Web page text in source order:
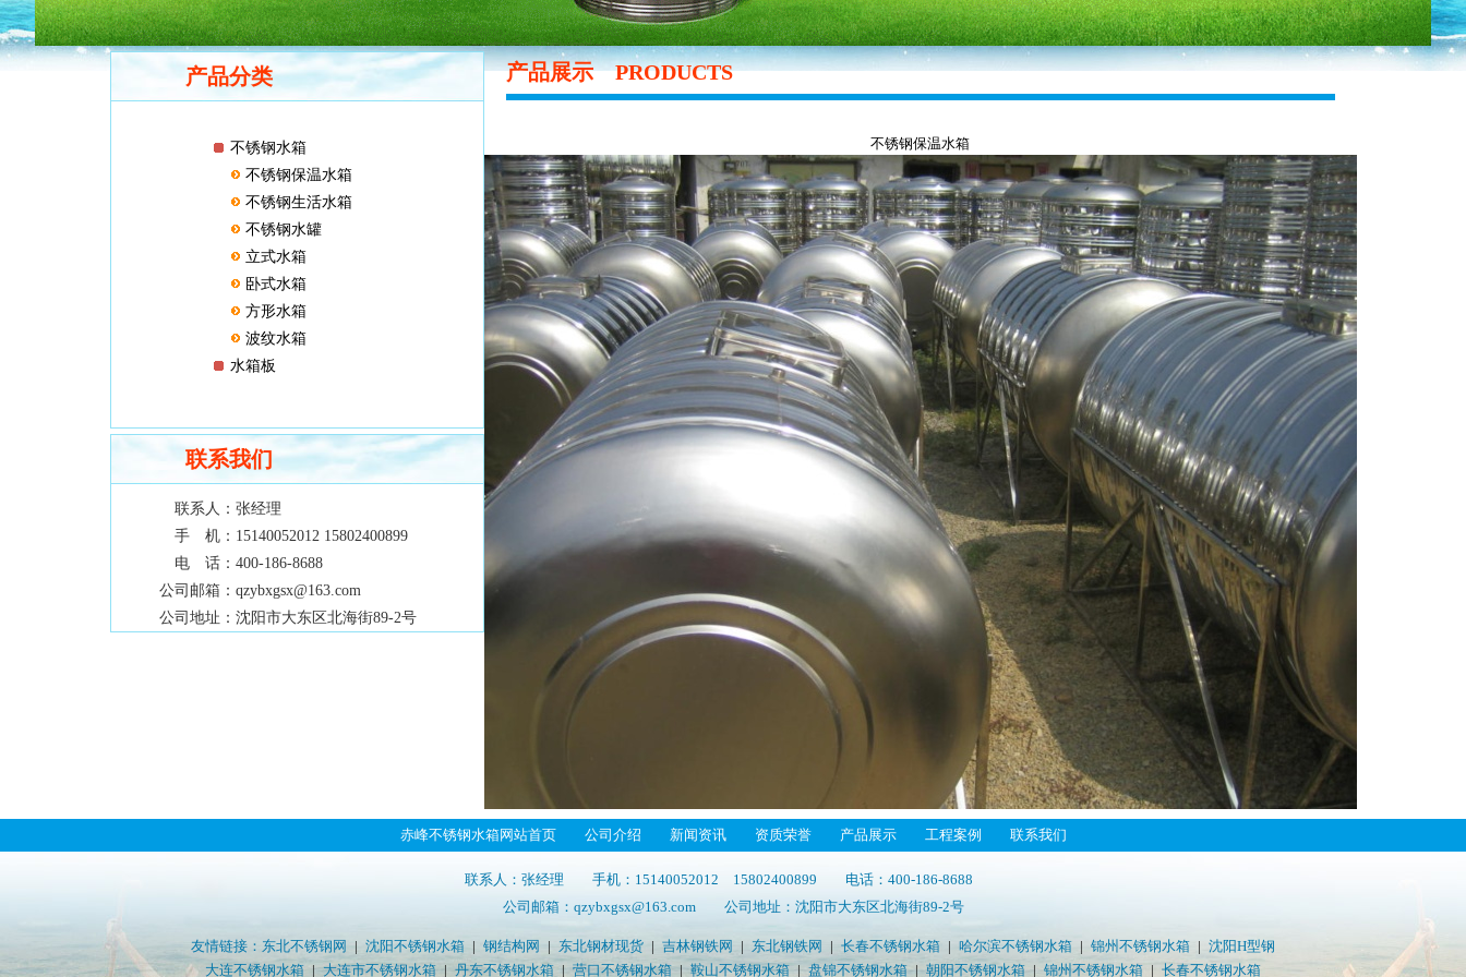
产品分类
不锈钢水箱
不锈钢保温水箱
不锈钢生活水箱
不锈钢水罐
立式水箱
卧式水箱
方形水箱
波纹水箱
水箱板
联系我们
联系人： 张经理
手 机： 15140052012 15802400899
电 话： 400-186-8688
公司邮箱： qzybxgsx@163.com
公司地址： 沈阳市大东区北海街89-2号
产品展示PRODUCTS
不锈钢保温水箱
赤峰不锈钢水箱网站首页 公司介绍 新闻资讯 资质荣誉 产品展示 工程案例 联系我们
联系人：张经理 手机：15140052012 15802400899 电话：400-186-8688
公司邮箱：qzybxgsx@163.com 公司地址：沈阳市大东区北海街89-2号
友情链接： 东北不锈钢网 | 沈阳不锈钢水箱 | 钢结构网 | 东北钢材现货 | 吉林钢铁网 | 东北钢铁网 | 长春不锈钢水箱 | 哈尔滨不锈钢水箱 | 锦州不锈钢水箱 | 沈阳H型钢
大连不锈钢水箱 |大连市不锈钢水箱 | 丹东不锈钢水箱 | 营口不锈钢水箱|鞍山不锈钢水箱| 盘锦不锈钢水箱|朝阳不锈钢水箱 | 锦州不锈钢水箱 | 长春不锈钢水箱